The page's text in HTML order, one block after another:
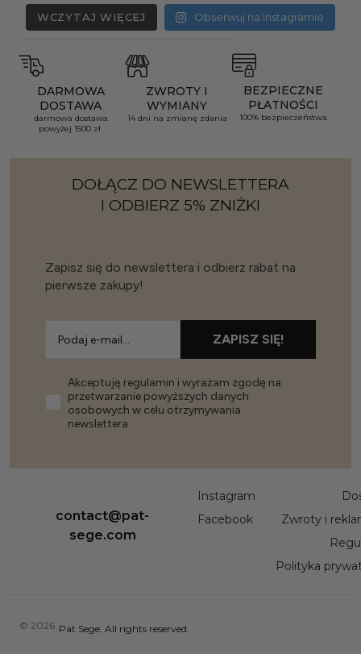
WCZYTAJ WIĘCEJ Obserwuj na Instagramie
DARMOWA
DOSTAWA
darmowa dostawa
powyżej 1500 zł
ZWROTY I
WYMIANY
14 dni na zmianę zdania
BEZPIECZNE
PŁATNOŚCI
100% bezpieczeństwa
DOŁĄCZ DO NEWSLETTERA
I ODBIERZ 5% ZNIŻKI
Zapisz się do newslettera i odbierz rabat na
pierwsze zakupy!
ZAPISZ SIĘ!
Akceptuję regulamin i wyrażam zgodę na
przetwarzanie powyższych danych
osobowych w celu otrzymywania
newslettera.
contact@pat-
sege.com
Instagram
Facebook
Zwroty i
Polityka
© 2026 Pat Sege. All rights reserved.